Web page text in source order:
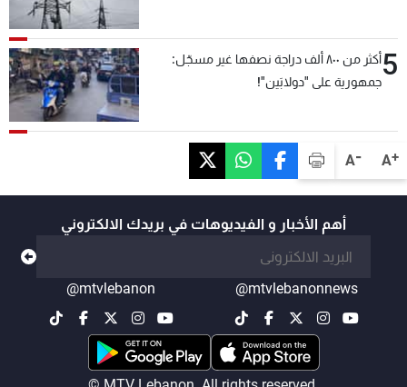
A+
A-
5
أكثر من ٨٠٠ ألف دراجة نصفها غير مسجّل:
جمهورية على "دولابَين"!
أهم الأخبار و الفيديوهات في بريدك الالكتروني
@mtvlebanonnews
@mtvlebanon